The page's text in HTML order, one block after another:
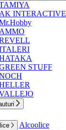
INTERACTIVE
STUFF
Alcoolice